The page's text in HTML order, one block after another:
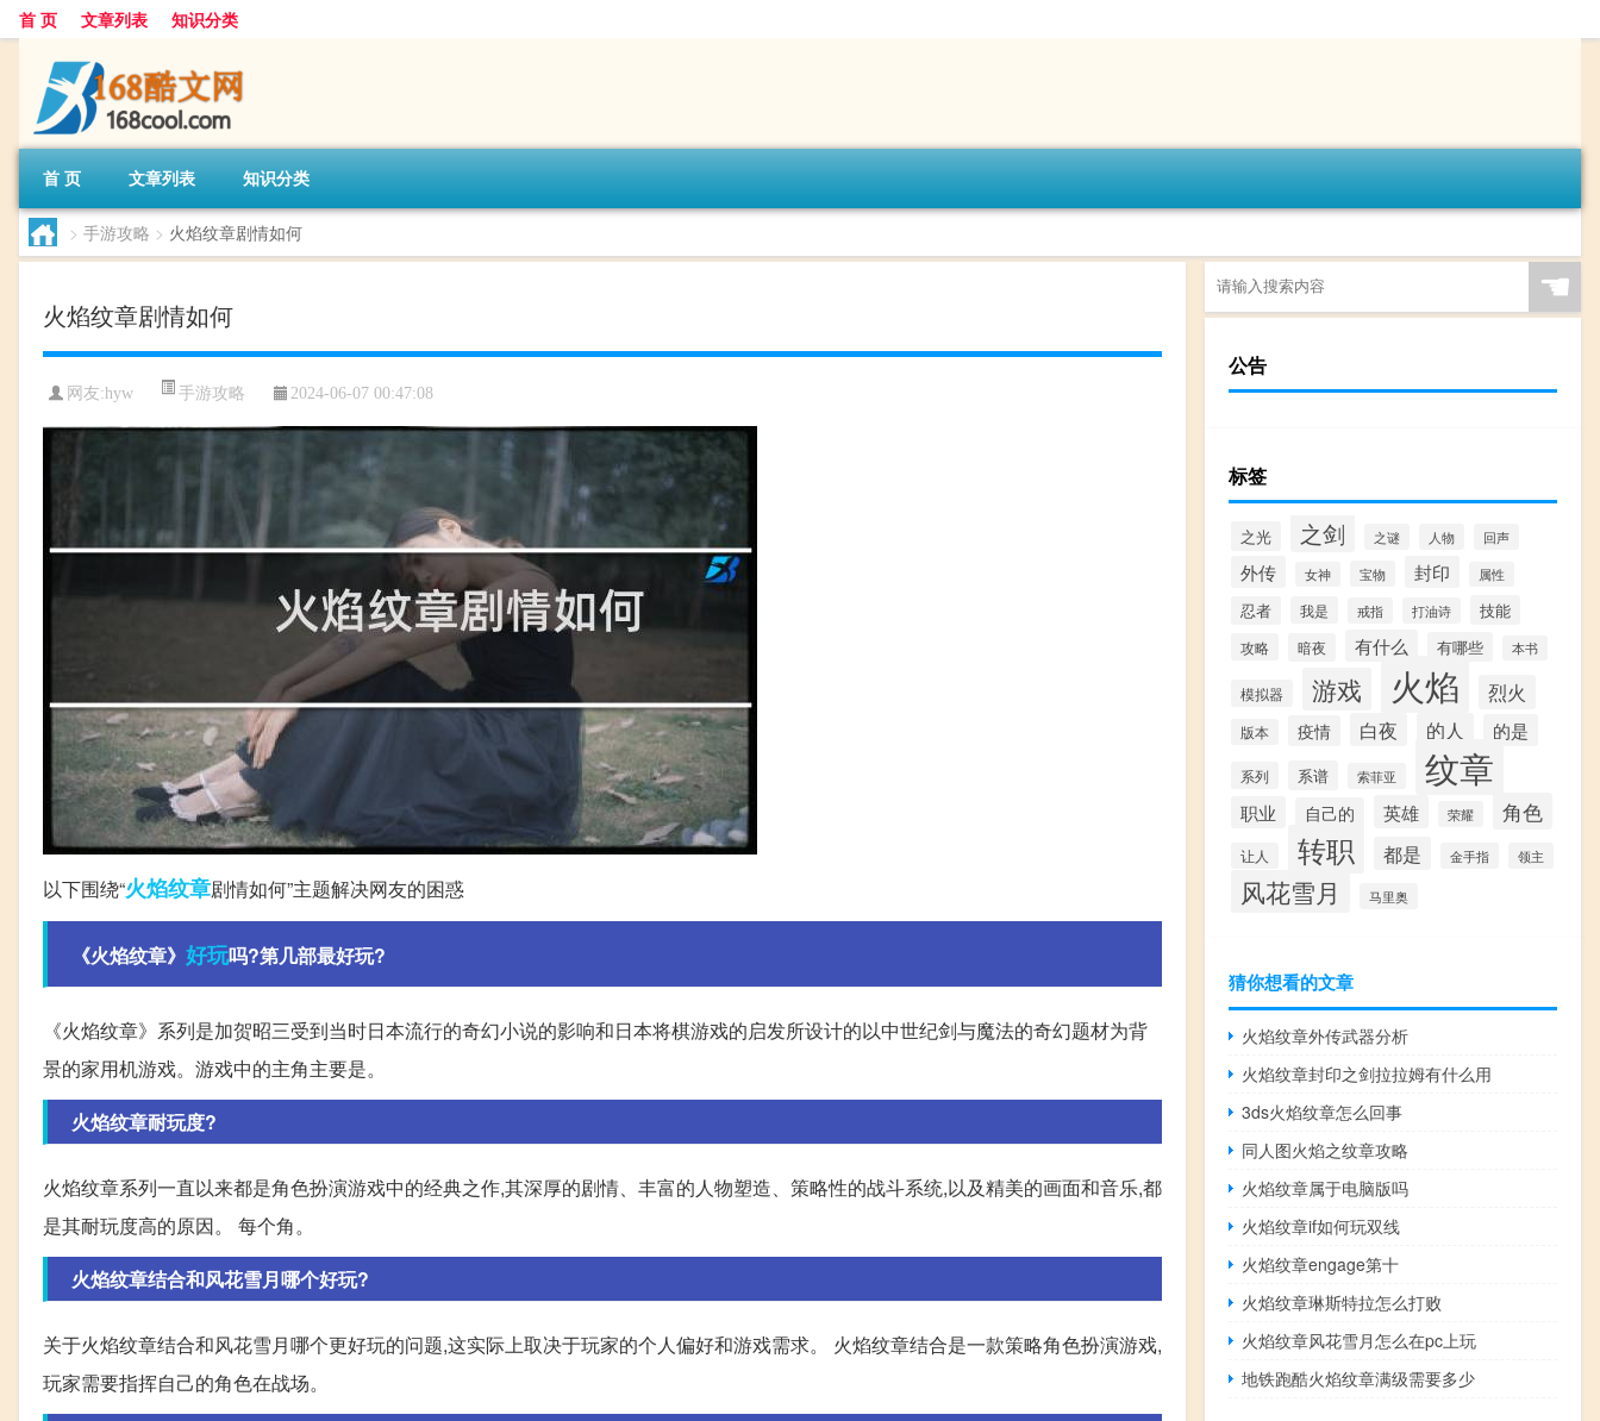
首 页 文章列表 知识分类
首 页 文章列表 知识分类
> 手游攻略 > 火焰纹章剧情如何
火焰纹章剧情如何
网友:hyw 手游攻略 2024-06-07 00:47:08
以下围绕“火焰纹章剧情如何”主题解决网友的困惑
《火焰纹章》 好玩吗?第几部最好玩?
《火焰纹章》系列是加贺昭三受到当时日本流行的奇幻小说的影响和日本将棋游戏的启发所设计的以中世纪剑与魔法的奇幻题材为背
景的家用机游戏。游戏中的主角主要是。
火焰纹章耐玩度?
火焰纹章系列一直以来都是角色扮演游戏中的经典之作,其深厚的剧情、丰富的人物塑造、策略性的战斗系统,以及精美的画面和音乐,都
是其耐玩度高的原因。 每个角。
火焰纹章结合和风花雪月哪个好玩?
关于火焰纹章结合和风花雪月哪个更好玩的问题,这实际上取决于玩家的个人偏好和游戏需求。 火焰纹章结合是一款策略角色扮演游戏,
玩家需要指挥自己的角色在战场。
☚
公告
标签
之光 之剑 之谜 人物 回声
外传 女神 宝物 封印 属性
忍者 我是 戒指 打油诗 技能
攻略 暗夜 有什么 有哪些 本书
模拟器 游戏 火焰 烈火
版本 疫情 白夜 的人 的是
系列 系谱 索菲亚 纹章
职业 自己的 英雄 荣耀 角色
让人 转职 都是 金手指 领主
风花雪月 马里奥
猜你想看的文章
火焰纹章外传武器分析
火焰纹章封印之剑拉拉姆有什么用
3ds火焰纹章怎么回事
同人图火焰之纹章攻略
火焰纹章属于电脑版吗
火焰纹章if如何玩双线
火焰纹章engage第十
火焰纹章琳斯特拉怎么打败
火焰纹章风花雪月怎么在pc上玩
地铁跑酷火焰纹章满级需要多少